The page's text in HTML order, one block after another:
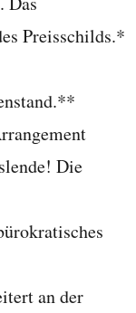
Preisschilds.*
Die
an der